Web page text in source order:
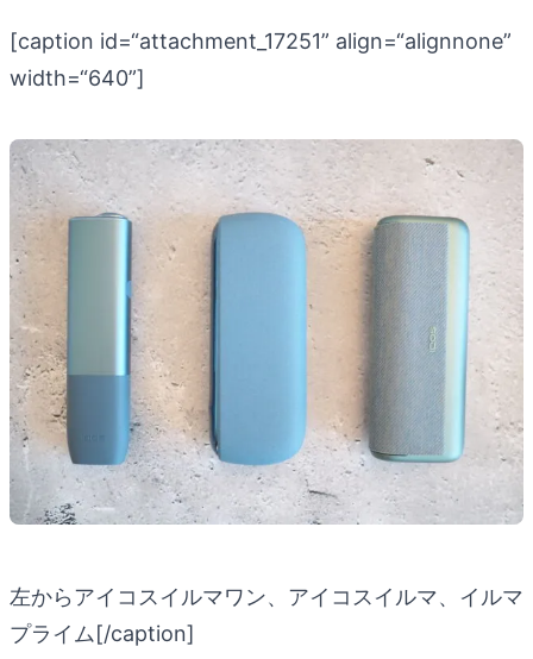
[caption id=“attachment_17251” align=“alignnone”
width=“640”]
左からアイコスイルマワン、アイコスイルマ、イルマ
プライム[/caption]